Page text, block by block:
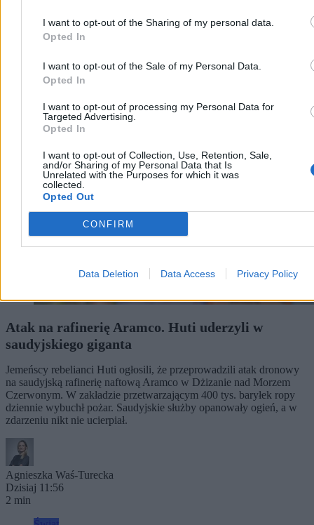
I want to opt-out of the Sharing of my personal data.
Opted In
I want to opt-out of the Sale of my Personal Data.
Opted In
I want to opt-out of processing my Personal Data for
Targeted Advertising.
Opted In
I want to opt-out of Collection, Use, Retention, Sale,
and/or Sharing of my Personal Data that Is
Unrelated with the Purposes for which it was
collected.
Opted Out
CONFIRM
Data Deletion Data Access Privacy Policy
Świat
Atak na rafinerię Aramco. Huti uderzyli w
saudyjskiego giganta
Jemeńscy rebelianci Huti ogłosili, że przeprowadzili atak dronowy
na saudyjską rafinerię naftową Aramco w Dżizanie nad Morzem
Czerwonym. W zakładzie przetwarzającym 400 tys. baryłek ropy
dziennie wybuchł pożar. Saudyjskie służby opanowały ogień, a w
zdarzeniu nikt nie ucierpiał.
Agnieszka Waś-Turecka
Dzisiaj 11:56
2 min